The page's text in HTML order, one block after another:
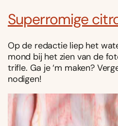
Superromige
Op de redactie liep het
mond bij het zien van de
trifle. Ga je ‘m maken?
nodigen!